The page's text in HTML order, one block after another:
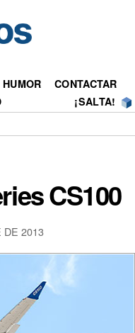
HUMOR
CONTACTAR
¡SALTA!
CS100
2013